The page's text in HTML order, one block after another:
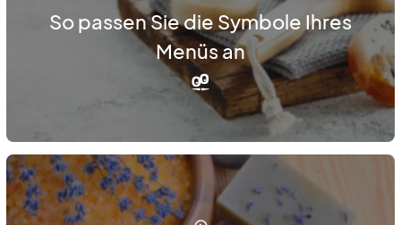
So passen Sie die Symbole Ihres
Menüs an